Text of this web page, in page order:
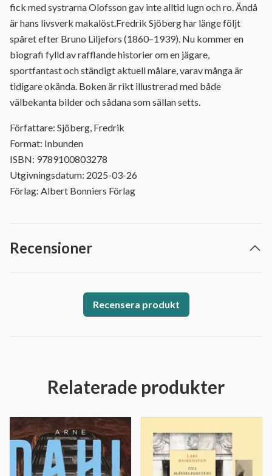
fick med systrarna Olofsson gav inte alltid lugn och ro. Ändå
är hans livsverk makalöst.Fredrik Sjöberg har länge följt
spåret efter Bruno Liljefors (1860–1939). Nu kommer en
biografi fylld av rafflande historier om en jägare,
sportfantast och ständigt aktuell målare, varav många är
tidigare okända. Boken är rikt illustrerad med både
välbekanta bilder och sådana som sällan setts.
Författare: Sjöberg, Fredrik
Format: Inbunden
ISBN: 9789100803278
Utgivningsdatum: 2025-03-26
Förlag: Albert Bonniers Förlag
Recensioner
Recensera produkt
Relaterade produkter